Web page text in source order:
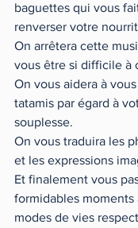
baguettes qui vous
renverser votre
On arrêtera cette
vous être si difficile à
On vous aidera à
tatamis par égard à
souplesse.
On vous traduira les
et les expressions
Et finalement vous
formidables moments
modes de vies